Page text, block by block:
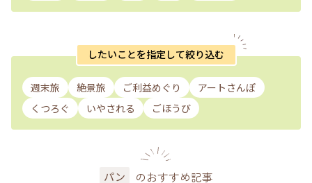
したいことを指定して絞り込む
週末旅 絶景旅 ご利益めぐり
アートさんぽ
くつろぐ
いやされる ごほうび
パン のおすすめ記事